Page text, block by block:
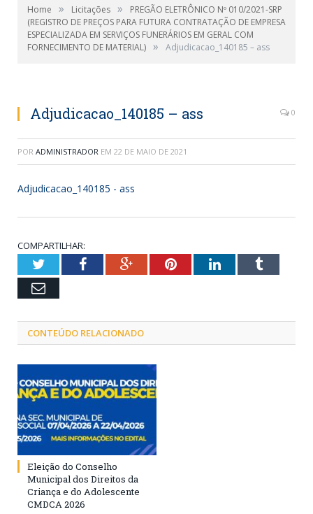
Home » Licitações »
PREGÃO ELETRÔNICO Nº 010/2021-SRP
(REGISTRO DE PREÇOS PARA FUTURA CONTRATAÇÃO DE EMPRESA
ESPECIALIZADA EM SERVIÇOS FUNERÁRIOS EM GERAL COM
FORNECIMENTO DE MATERIAL) » Adjudicacao_140185 – ass
Adjudicacao_140185 – ass 0
POR ADMINISTRADOR EM 22 DE MAIO DE 2021
Adjudicacao_140185 - ass
COMPARTILHAR:
TwitterFacebookGoogle+PinterestLinkedInTumblr
Email
CONTEÚDO RELACIONADO
Eleição do Conselho
Municipal dos Direitos da
Criança e do Adolescente
CMDCA 2026